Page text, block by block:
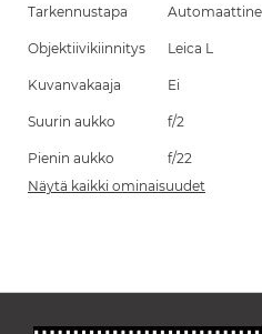
Tarkennustapa
Objektiivikiinnitys Leica L
Kuvanvakaaja Ei
Suurin aukko f/2
Pienin aukko
f/22
Näytä kaikki ominaisuudet